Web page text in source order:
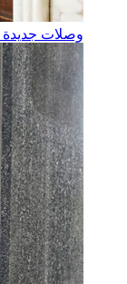
وصلات جديدة